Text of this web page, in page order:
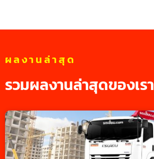
ผลงานล่าสุด
รวมผลงานล่าสุดของเรา